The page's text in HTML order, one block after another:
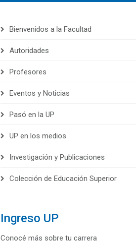
Bienvenidos a la Facultad
Autoridades
Profesores
Eventos y Noticias
Pasó en la UP
UP en los medios
Investigación y Publicaciones
Colección de Educación Superior
Ingreso UP
Conocé más sobre tu carrera